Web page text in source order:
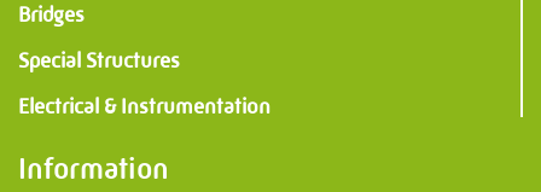
Bridges
Special Structures
Electrical & Instrumentation
Information